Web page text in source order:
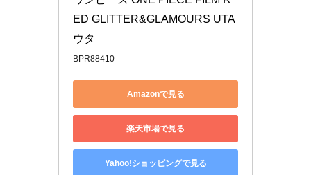
ED GLITTER&GLAMOURS UTA
ウタ
BPR88410
Amazonで見る
楽天市場で見る
Yahoo!ショッピングで見る